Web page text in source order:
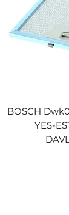
BOSCH
YES-